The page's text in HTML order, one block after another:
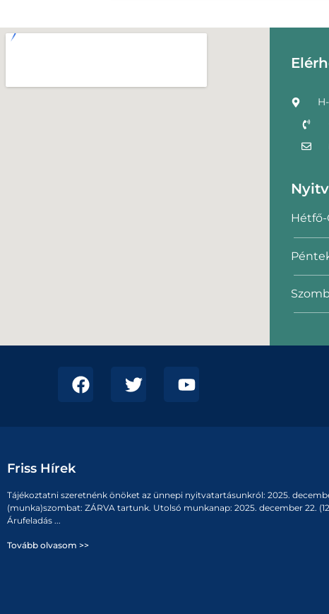
Hétfő-
Friss Hírek
Tájékoztatni szeretnénk önöket az ünnepi nyitvatartásunkról: 2025.
(munka)szombat: ZÁRVA tartunk. Utolsó munkanap: 2025. december 22.
Árufeladás ...
Tovább olvasom >>